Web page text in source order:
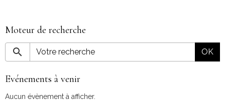
Moteur de recherche
OK
Evénements à venir
Aucun évènement à afficher.